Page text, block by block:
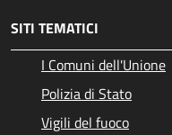
SITI TEMATICI
I Comuni dell'Unione
Polizia di Stato
Vigili del fuoco